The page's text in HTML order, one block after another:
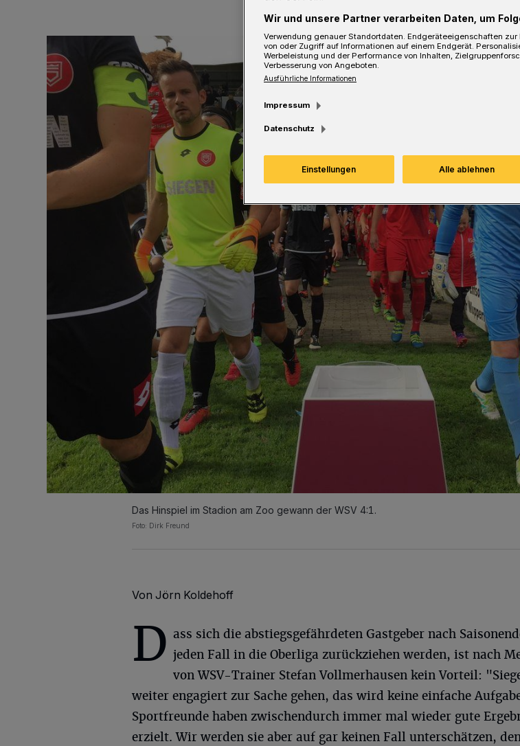
Das Hinspiel im Stadion am Zoo gewann der WSV 4:1.
Foto: Dirk Freund
Von Jörn Koldehoff
D ass sich die abstiegsgefährdeten Gastgeber nach
jeden Fall in die Oberliga zurückziehen werden, ist nach
von WSV-Trainer Stefan Vollmerhausen kein Vorteil:
weiter engagiert zur Sache gehen, das wird keine einfache
Sportfreunde haben zwischendurch immer mal wieder gute
erzielt. Wir werden sie aber auf gar keinen Fall unterschätzen,
Wir und unsere Partner verarbeiten Daten, um
Verwendung genauer Standortdaten. Endgeräteeigenschaften
von oder Zugriff auf Informationen auf einem Endgerät.
Werbeleistung und der Performance von Inhalten,
Verbesserung von Angeboten.
Ausführliche Informationen
Impressum
Datenschutz
Einstellungen Alle ablehnen